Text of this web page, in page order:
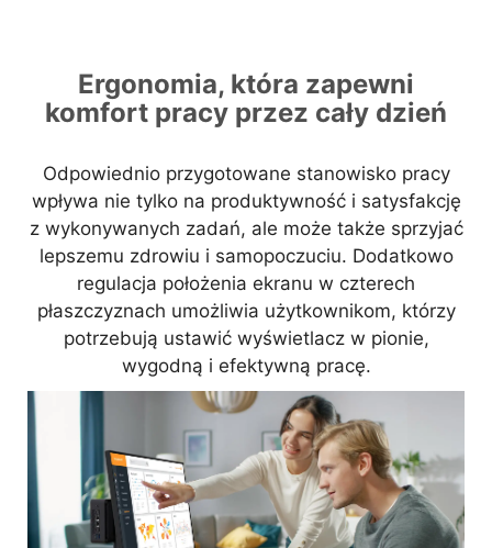
Ergonomia, która zapewni
komfort pracy przez cały dzień
Odpowiednio przygotowane stanowisko pracy
wpływa nie tylko na produktywność i satysfakcję
z wykonywanych zadań, ale może także sprzyjać
lepszemu zdrowiu i samopoczuciu. Dodatkowo
regulacja położenia ekranu w czterech
płaszczyznach umożliwia użytkownikom, którzy
potrzebują ustawić wyświetlacz w pionie,
wygodną i efektywną pracę.